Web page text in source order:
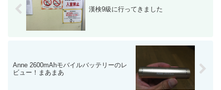
漢検9級に行ってきました
Anne 2600mAhモバイルバッテリーのレ
ビュー！まあまあ